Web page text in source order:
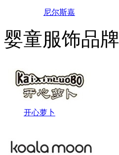
尼尔斯嘉
婴童服饰品牌
开心萝卜